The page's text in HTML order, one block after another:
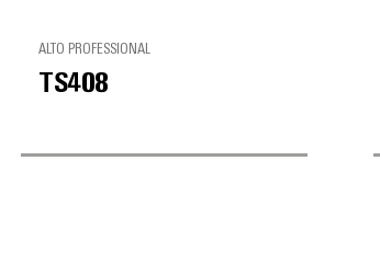
ALTO PROFESSIONAL
TS408